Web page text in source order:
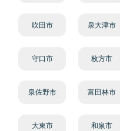
吹田市 泉大津市
守口市 枚方市
泉佐野市 富田林市
大東市 和泉市